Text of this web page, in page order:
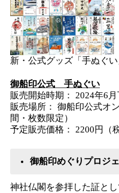
新・公式グッズ「手ぬぐい
御船印公式 手ぬぐい
販売開始時期： 2024年6
販売場所： 御船印公式オ
間・枚数限定）
予定販売価格： 2200円（
御船印めぐりプロジ
神社仏閣を参拝した証と